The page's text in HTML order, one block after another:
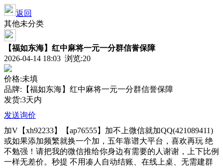
返回
其他未分类
【福如东海】红中麻将一元一分群信誉保障
2026-04-14 18:03 浏览:20
价格:未填
品牌:【福如东海】红中麻将一元一分群信誉保障
发货:3天内
发送询价
加V【xh92233】【ap76555】加不上微信就加QQ(421089411)
或如果添加频繁就换一个加，五年靠谱大平台，喜欢再玩 绝
不勉强！请把我的微信推给你身边有需要的人谢谢，上下比例
一样无差价。秒提 不用凑人自动结账、在线上桌、无需建群